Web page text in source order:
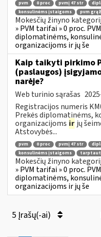
pvm 0 proc pvmį 47 str
konsulinėms įstaigoms
pvm
Mokesčių žinyno
» PVM tarifai » 0 proc.
diplomatinėms,
organizacijoms ir jų še
Kaip taikyti pirkimo
(paslaugos)
narėje?
Web turinio sąrašas
Registracijos numeris
Prekės diplomatinėms,
organizacijoms ir jų
Atstovybės...
pvm 0 proc pvmį 47 str
konsulinėms įstaigoms
Mokesčių žinyno
» PVM tarifai » 0 proc.
diplomatinėms,
organizacijoms ir jų še
5 Įrašų(-ai)